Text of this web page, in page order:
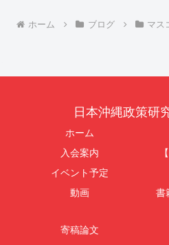
ホーム ブログ マス
日本沖縄政策研
ホーム
入会案内
イベント予定
動画
書
寄稿論文